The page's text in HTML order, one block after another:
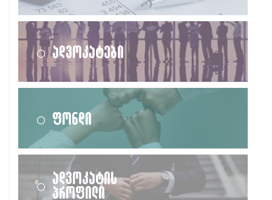
ადვოკატები
ფონდი
ადვოკატის
პროფილი